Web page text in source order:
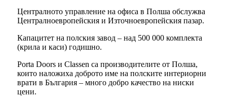
Централното управление на офиса в Полша обслужва
Централноевропейския и Източноевропейския пазар.
Капацитет на полския завод – над 500 000 комплекта
(крила и каси) годишно.
Porta Doors и Classen са производителите от Полша,
които наложиха доброто име на полските интериорни
врати в България – много добро качество на ниски
цени.